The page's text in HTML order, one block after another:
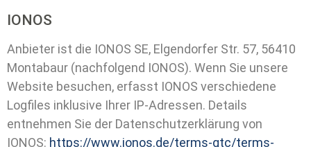
IONOS
Anbieter ist die IONOS SE, Elgendorfer Str. 57, 56410
Montabaur (nachfolgend IONOS). Wenn Sie unsere
Website besuchen, erfasst IONOS verschiedene
Logfiles inklusive Ihrer IP-Adressen. Details
entnehmen Sie der Datenschutzerklärung von
IONOS: https://www.ionos.de/terms-gtc/terms-